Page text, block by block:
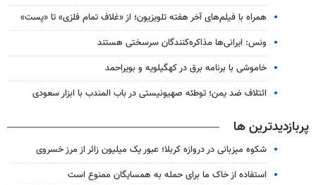
همراه با فیلم‌های آخر هفته تلویزیون؛ از «غلاف تمام فلزی» تا «پست»
ونس: ایرانی‌ها مذاکره‌کنندگان سرسختی هستند
خاموشی با برنامه برق در کهگیلویه و بویراحمد
ائتلاف ضد یمن؛ توطئه صهیونیستی در باب المندب با ابزار سعودی
پربازدیدترین ها
شکوه میزبانی در دروازه کربلا؛ عبور یک میلیون زائر از مرز خسروی
استفاده از خاک ما برای حمله به همسایگان ممنوع است